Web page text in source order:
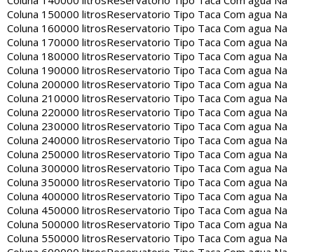
Coluna 150000 litrosReservatorio Tipo Taca Com agua Na
Coluna 160000 litrosReservatorio Tipo Taca Com agua Na
Coluna 170000 litrosReservatorio Tipo Taca Com agua Na
Coluna 180000 litrosReservatorio Tipo Taca Com agua Na
Coluna 190000 litrosReservatorio Tipo Taca Com agua Na
Coluna 200000 litrosReservatorio Tipo Taca Com agua Na
Coluna 210000 litrosReservatorio Tipo Taca Com agua Na
Coluna 220000 litrosReservatorio Tipo Taca Com agua Na
Coluna 230000 litrosReservatorio Tipo Taca Com agua Na
Coluna 240000 litrosReservatorio Tipo Taca Com agua Na
Coluna 250000 litrosReservatorio Tipo Taca Com agua Na
Coluna 300000 litrosReservatorio Tipo Taca Com agua Na
Coluna 350000 litrosReservatorio Tipo Taca Com agua Na
Coluna 400000 litrosReservatorio Tipo Taca Com agua Na
Coluna 450000 litrosReservatorio Tipo Taca Com agua Na
Coluna 500000 litrosReservatorio Tipo Taca Com agua Na
Coluna 550000 litrosReservatorio Tipo Taca Com agua Na